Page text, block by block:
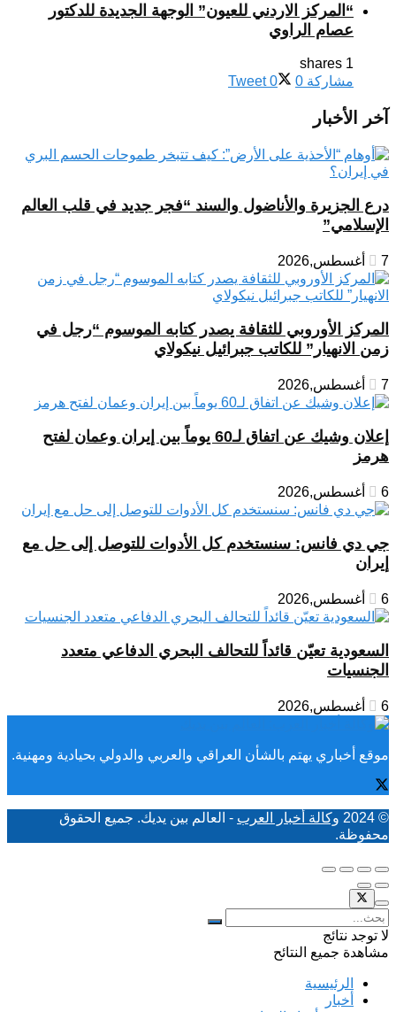
“المركز الاردني للعيون” الوجهة الجديدة للدكتور
عصام الراوي
1 shares
مشاركة 0
Tweet 0
آخر الأخبار
درع الجزيرة والأناضول والسند “فجر جديد في قلب العالم
الإسلامي”
7 أغسطس,2026
المركز الأوروبي للثقافة يصدر كتابه الموسوم “رجل في
زمن الانهيار” للكاتب جبرائيل نيكولاي
7 أغسطس,2026
إعلان وشيك عن اتفاق لـ60 يوماً بين إيران وعمان لفتح
هرمز
6 أغسطس,2026
جي دي فانس: سنستخدم كل الأدوات للتوصل إلى حل مع
إيران
6 أغسطس,2026
السعودية تعيّن قائداً للتحالف البحري الدفاعي متعدد
الجنسيات
6 أغسطس,2026
موقع أخباري يهتم بالشأن العراقي والعربي والدولي بحيادية ومهنية.
© 2024 وكالة أخبار العرب - العالم بين يديك. جميع الحقوق
محفوظة.
لا توجد نتائج
مشاهدة جميع النتائح
الرئيسية
أخبار